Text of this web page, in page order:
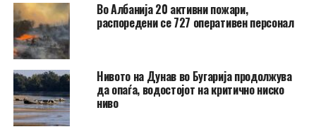
Во Албанија 20 активни пожари,
распоредени се 727 оперативен персонал
Нивото на Дунав во Бугарија продолжува
да опаѓа, водостојот на критично ниско
ниво